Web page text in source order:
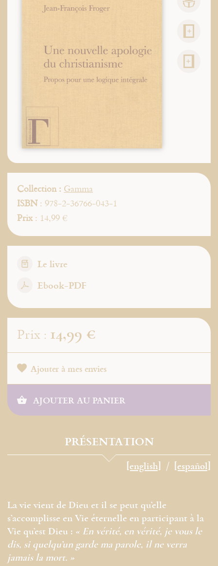
Collection : Gamma
ISBN: 978-2-36766-043-1
Prix: 14,99 €
Le livre
Ebook-PDF
Prix : 14,99 €
Ajouter à mes envies
AJOUTER AU PANIER
PRÉSENTATION
[english] [español]
La vie vient de Dieu et il se peut qu’elle
s’accomplisse en Vie éternelle en participant à la
Vie qu’est Dieu : « En vérité, en vérité, je vous le
dis, si quelqu’un garde ma parole, il ne verra
jamais la mort. »